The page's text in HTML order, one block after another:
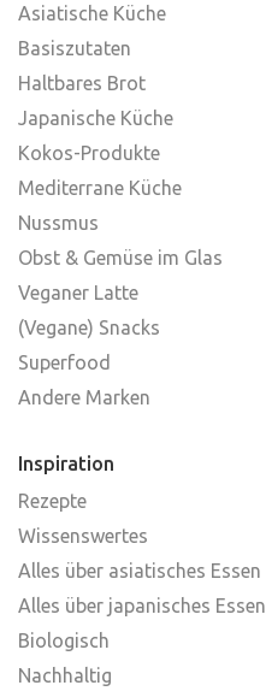
Asiatische Küche
Basiszutaten
Haltbares Brot
Japanische Küche
Kokos-Produkte
Mediterrane Küche
Nussmus
Obst & Gemüse im Glas
Veganer Latte
(Vegane) Snacks
Superfood
Andere Marken
Inspiration
Rezepte
Wissenswertes
Alles über asiatisches Essen
Alles über japanisches Essen
Biologisch
Nachhaltig